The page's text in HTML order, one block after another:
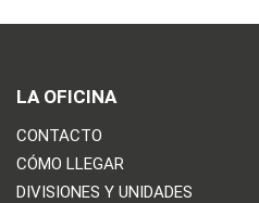
LA OFICINA
CONTACTO
CÓMO LLEGAR
DIVISIONES Y UNIDADES